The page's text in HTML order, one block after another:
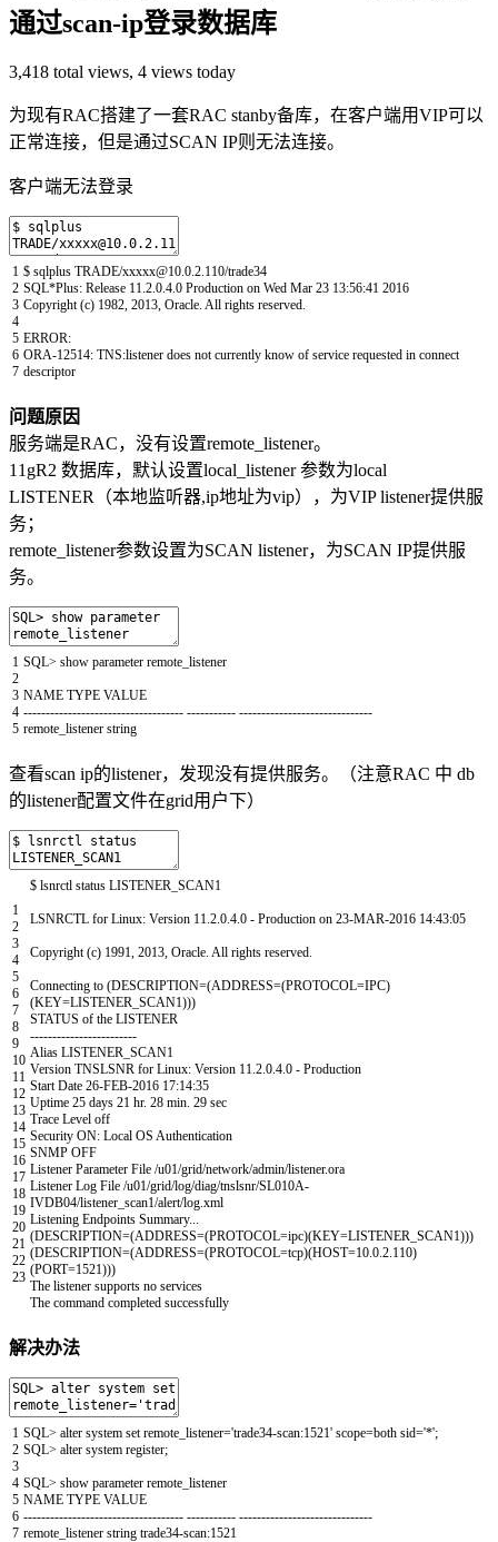
通过scan-ip登录数据库
3,418 total views, 4 views today
为现有RAC搭建了一套RAC stanby备库，在客户端用VIP可以
正常连接，但是通过SCAN IP则无法连接。
客户端无法登录
1
2
3
4
5
6
7
$ sqlplus TRADE/xxxxx@10.0.2.110/trade34
SQL*Plus: Release 11.2.0.4.0 Production on Wed Mar 23 13:56:41 2016
Copyright (c) 1982 2013 Oracle All rights reserved
ERROR:
ORA-12514: TNS:listener does not currently know of service requested in connect
descriptor
问题原因
服务端是RAC，没有设置remote_listener。
11gR2 数据库，默认设置local_listener 参数为local
LISTENER（本地监听器,ip地址为vip），为VIP listener提供服
务；
remote_listener参数设置为SCAN listener，为SCAN IP提供服
务。
1
2
3
4
5
SQL> show parameter remote_listener
NAME TYPE VALUE
------------------------------------ ----------- ------------------------------
remote_listener string
查看scan ip的listener，发现没有提供服务。（注意RAC 中 db
的listener配置文件在grid用户下）
1
2
3
4
5
6
7
8
9
10
11
12
13
14
15
16
17
18
19
20
21
22
23
$ lsnrctl status LISTENER_SCAN1
LSNRCTL for Linux: Version 11.2.0.4.0 - Production on 23-MAR-2016 14:43:05
Copyright (c) 1991 2013 Oracle All rights reserved
Connecting to (DESCRIPTION=(ADDRESS=(PROTOCOL=IPC)
(KEY=LISTENER_SCAN1)))
STATUS of the LISTENER
------------------------
Alias LISTENER_SCAN1
Version TNSLSNR for Linux: Version 11.2.0.4.0 - Production
Start Date 26-FEB-2016 17:14:35
Uptime 25 days 21 hr. 28 min 29 sec
Trace Level off
Security ON: Local OS Authentication
SNMP OFF
Listener Parameter File /u01/grid/network/admin/listener.ora
Listener Log File /u01/grid/log/diag/tnslsnr/SL010A-
IVDB04/listener_scan1/alert/log xml
Listening Endpoints Summary.
(DESCRIPTION=(ADDRESS=(PROTOCOL=ipc)(KEY=LISTENER_SCAN1)))
(DESCRIPTION=(ADDRESS=(PROTOCOL=tcp)(HOST=10.0.2.110)
(PORT=1521)))
The listener supports no services
The command completed successfully
解决办法
1
2
3
4
5
6
7
SQL> alter system set remote_listener='trade34-scan:1521' scope=both sid='*';
SQL> alter system register;
SQL> show parameter remote_listener
NAME TYPE VALUE
------------------------------------ ----------- ------------------------------
remote_listener string trade34-scan:1521